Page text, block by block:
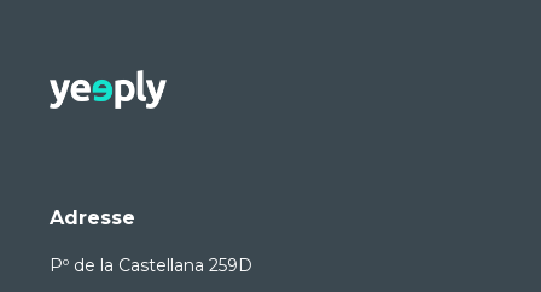
Adresse
Pº de la Castellana 259D